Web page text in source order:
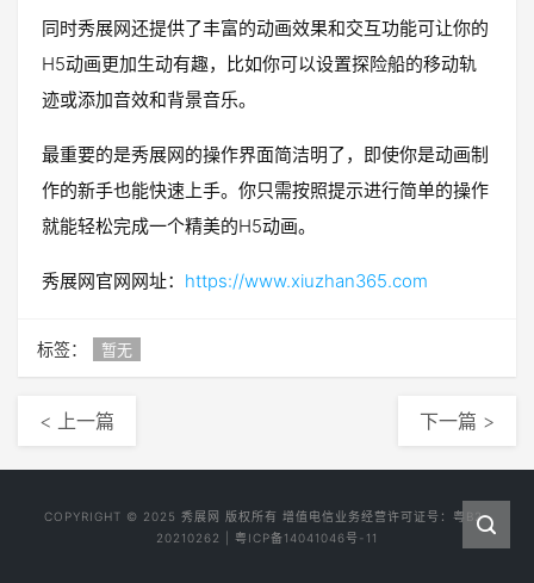
同时秀展网还提供了丰富的动画效果和交互功能可让你的
H5动画更加生动有趣，比如你可以设置探险船的移动轨
迹或添加音效和背景音乐。
最重要的是秀展网的操作界面简洁明了，即使你是动画制
作的新手也能快速上手。你只需按照提示进行简单的操作
就能轻松完成一个精美的H5动画。
秀展网官网网址： https://www.xiuzhan365.com
标签： 暂无
< 上一篇 下一篇 >
COPYRIGHT © 2025 秀展网 版权所有 增值电信业务经营许可证号： 粤B2-
20210262
粤ICP备14041046号-11